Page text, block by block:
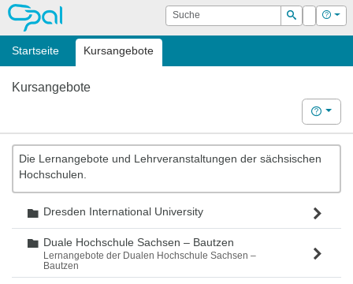
OPAL Suche
Suchen
Login Hilfe
Startseite Kursangebote
Kursangebote
Hilfe
Die Lernangebote und Lehrveranstaltungen der sächsischen
Hochschulen.
Ordner
Dresden International University
Ordner
Duale Hochschule Sachsen – Bautzen
Lernangebote der Dualen Hochschule Sachsen –
Bautzen